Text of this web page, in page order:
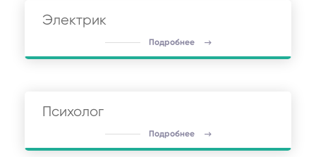
Электрик
Подробнее
Психолог
Подробнее